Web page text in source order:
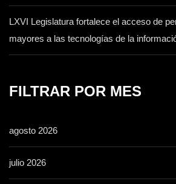
LXVI Legislatura fortalece el acceso de
mayores a las tecnologías de la
FILTRAR POR MES
agosto 2026
julio 2026